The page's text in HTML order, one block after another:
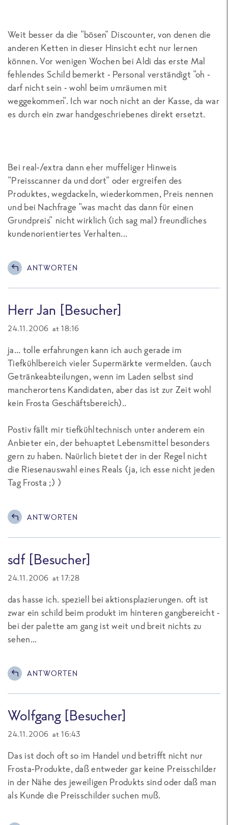
Weit besser da die "bösen" Discounter, von denen die
anderen Ketten in dieser Hinsicht echt nur lernen
können. Vor wenigen Wochen bei Aldi das erste Mal
fehlendes Schild bemerkt - Personal verständigt "oh -
darf nicht sein - wohl beim umräumen mit
weggekommen". Ich war noch nicht an der Kasse, da war
es durch ein zwar handgeschriebenes direkt ersetzt.
Bei real-/extra dann eher muffeliger Hinweis
"Preisscanner da und dort" oder ergreifen des
Produktes, wegdackeln, wiederkommen, Preis nennen
und bei Nachfrage "was macht das dann für einen
Grundpreis" nicht wirklich (ich sag mal) freundliches
kundenorientiertes Verhalten...
ANTWORTEN
Herr Jan [Besucher]
24.11.2006 at 18:16
ja... tolle erfahrungen kann ich auch gerade im
Tiefkühlbereich vieler Supermärkte vermelden. (auch
Getränkeabteilungen, wenn im Laden selbst sind
mancherortens Kandidaten, aber das ist zur Zeit wohl
kein Frosta Geschäftsbereich)..
Postiv fällt mir tiefkühltechnisch unter anderem ein
Anbieter ein, der behuaptet Lebensmittel besonders
gern zu haben. Naürlich bietet der in der Regel nicht
die Riesenauswahl eines Reals (ja, ich esse nicht jeden
Tag Frosta ;) )
ANTWORTEN
sdf [Besucher]
24.11.2006 at 17:28
das hasse ich. speziell bei aktionsplazierungen. oft ist
zwar ein schild beim produkt im hinteren gangbereicht -
bei der palette am gang ist weit und breit nichts zu
sehen...
ANTWORTEN
Wolfgang [Besucher]
24.11.2006 at 16:43
Das ist doch oft so im Handel und betrifft nicht nur
Frosta-Produkte, daß entweder gar keine Preisschilder
in der Nähe des jeweiligen Produkts sind oder daß man
als Kunde die Preisschilder suchen muß.